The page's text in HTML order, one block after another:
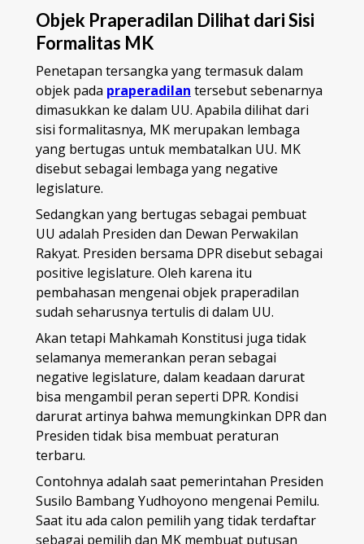
Objek Praperadilan Dilihat dari Sisi
Formalitas MK
Penetapan tersangka yang termasuk dalam
objek pada praperadilan tersebut sebenarnya
dimasukkan ke dalam UU. Apabila dilihat dari
sisi formalitasnya, MK merupakan lembaga
yang bertugas untuk membatalkan UU. MK
disebut sebagai lembaga yang negative
legislature.
Sedangkan yang bertugas sebagai pembuat
UU adalah Presiden dan Dewan Perwakilan
Rakyat. Presiden bersama DPR disebut sebagai
positive legislature. Oleh karena itu
pembahasan mengenai objek praperadilan
sudah seharusnya tertulis di dalam UU.
Akan tetapi Mahkamah Konstitusi juga tidak
selamanya memerankan peran sebagai
negative legislature, dalam keadaan darurat
bisa mengambil peran seperti DPR. Kondisi
darurat artinya bahwa memungkinkan DPR dan
Presiden tidak bisa membuat peraturan
terbaru.
Contohnya adalah saat pemerintahan Presiden
Susilo Bambang Yudhoyono mengenai Pemilu.
Saat itu ada calon pemilih yang tidak terdaftar
sebagai pemilih dan MK membuat putusan